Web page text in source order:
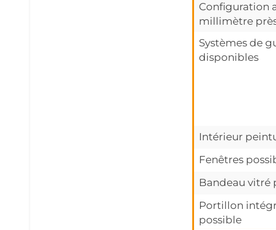
Configuration
millimètre
Systèmes de
disponibles
Intérieur
Fenêtres
Bandeau vitré
Portillon
possible